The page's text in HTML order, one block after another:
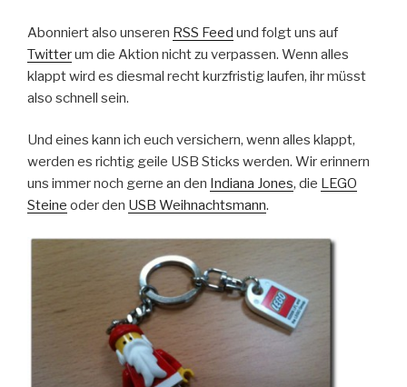
Abonniert also unseren RSS Feed und folgt uns auf
Twitterum die Aktion nicht zu verpassen. Wenn alles
klappt wird es diesmal recht kurzfristig laufen, ihr müsst
also schnell sein.
Und eines kann ich euch versichern, wenn alles klappt,
werden es richtig geile USB Sticks werden. Wir erinnern
uns immer noch gerne an den Indiana Jones, die LEGO
Steine oder den USB Weihnachtsmann.